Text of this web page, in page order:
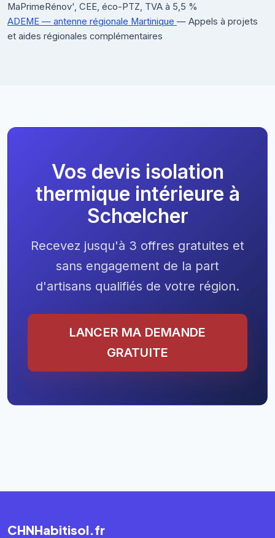
MaPrimeRénov', CEE, éco-PTZ, TVA à 5,5 %
ADEME — antenne régionale Martinique — Appels à projets
et aides régionales complémentaires
Vos devis isolation
thermique intérieure à
Schœlcher
Recevez jusqu'à 3 offres gratuites et
sans engagement de la part
d'artisans qualifiés de votre région.
LANCER MA DEMANDE
GRATUITE
CHNHabitisol.fr